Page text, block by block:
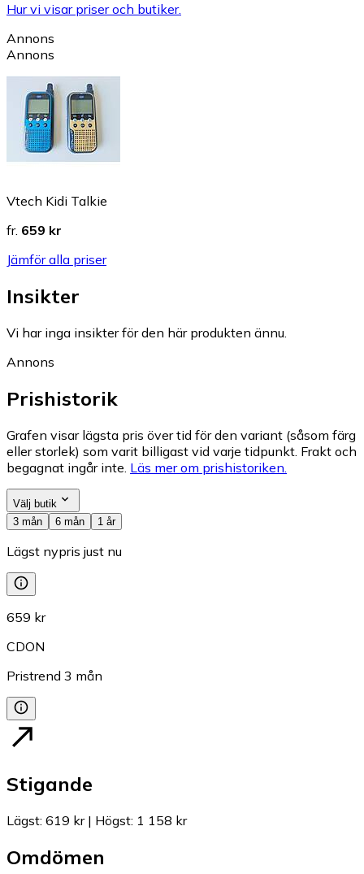
Hur vi visar priser och butiker.
Annons
Annons
Vtech Kidi Talkie
fr. 659 kr
Jämför alla priser
Insikter
Vi har inga insikter för den här produkten ännu.
Annons
Prishistorik
Grafen visar lägsta pris över tid för den variant (såsom färg
eller storlek) som varit billigast vid varje tidpunkt. Frakt och
begagnat ingår inte. Läs mer om prishistoriken.
Välj butik
3 mån
6 mån 1 år
Lägst nypris just nu
659 kr
CDON
Pristrend 3 mån
Stigande
Lägst: 619 kr| Högst: 1 158 kr
Omdömen